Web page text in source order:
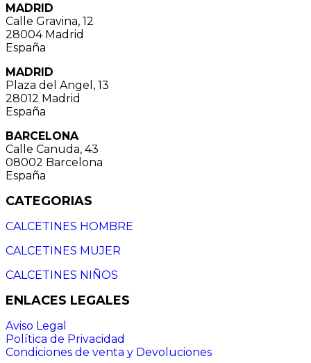
MADRID
Calle Gravina, 12
28004 Madrid
España
MADRID
Plaza del Angel, 13
28012 Madrid
España
BARCELONA
Calle Canuda, 43
08002 Barcelona
España
CATEGORIAS
CALCETINES HOMBRE
CALCETINES MUJER
CALCETINES NIÑOS
ENLACES LEGALES
Aviso Legal
Política de Privacidad
Condiciones de venta y Devoluciones